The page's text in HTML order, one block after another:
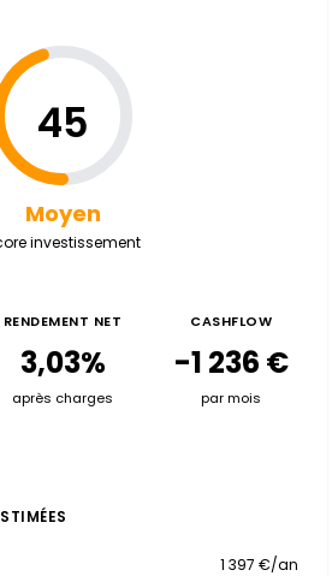
45
Moyen
investissement
RENDEMENT NET
3,03%
après charges
CASHFLOW
-1 236 €
par mois
1 397 €/an